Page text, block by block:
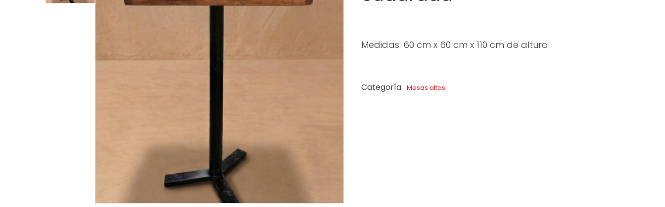
Medidas: 60 cm x 60 cm x 110 cm de altura
Categoría: Mesas altas